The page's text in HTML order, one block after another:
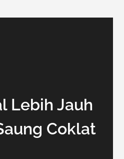
Lebih Jauh
Coklat